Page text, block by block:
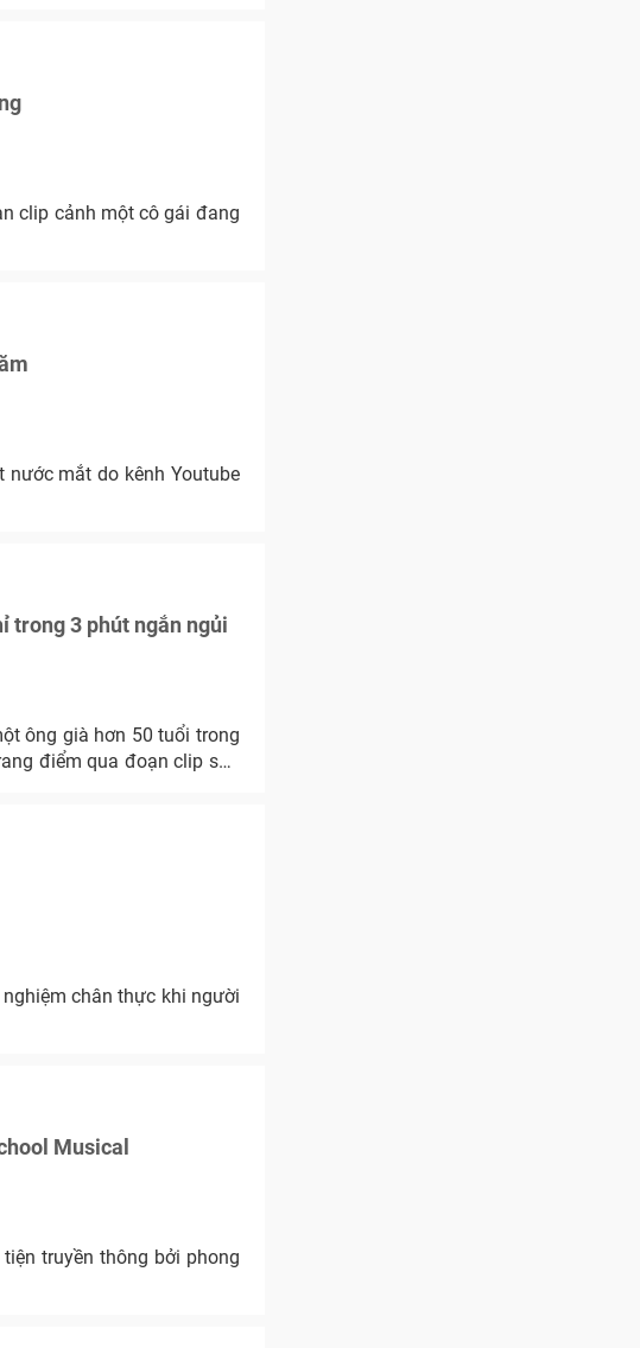
clip cảnh một cô gái đang
mắt do kênh Youtube
trong 3 phút ngắn ngủi
ông già hơn 50 tuổi trong
điểm qua đoạn clip sau
chân thực khi người
Musical
truyền thông bởi phong